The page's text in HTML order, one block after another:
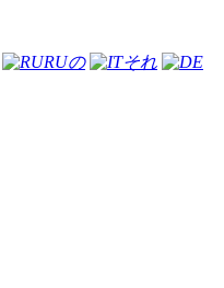
RUの
それ